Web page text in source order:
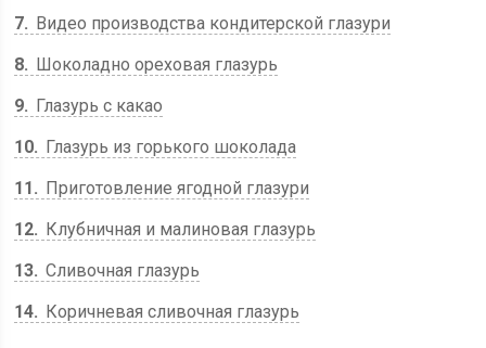
7
Видео производства кондитерской глазури
8
Шоколадно ореховая глазурь
9
Глазурь с какао
10
Глазурь из горького шоколада
11
Приготовление ягодной глазури
12
Клубничная и малиновая глазурь
13 Сливочная глазурь
14
Коричневая сливочная глазурь